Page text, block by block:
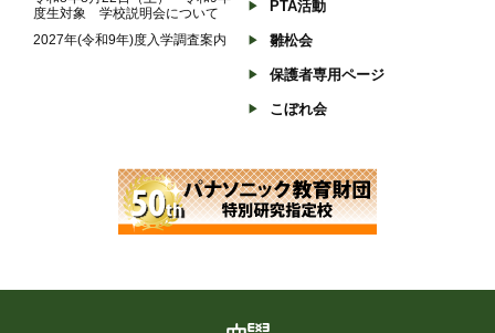
度生対象 学校説明会について
2027年(令和9年)度入学調査案内
PTA活動
雛松会
保護者専用ページ
こぼれ会